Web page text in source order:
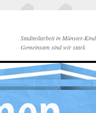
Stadtteilarbeit in Münster-
Gemeinsam sind wir stark